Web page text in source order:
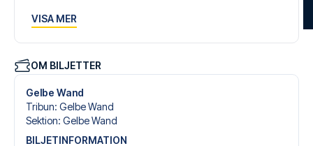
som passar dig bäst.
Din säkerhet och upplevelse är vår högsta prioritet. Vi
säkerställer en problemfri bokningsprocess i samband
med din fotbollspaket och står redo med personlig
service både före och under resan. Vi är tillgängliga på
+46 22 03 00 14 eller
VISA MER
OM BILJETTER
Gelbe Wand
Tribun: Gelbe Wand
Sektion: Gelbe Wand
BILJETINFORMATION